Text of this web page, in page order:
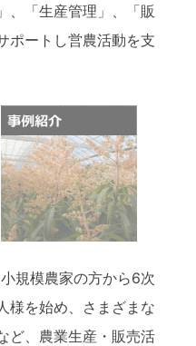
、「生産管理」、「販
ポートし営農活動を支
規模農家の方から6次
様を始め、さまざまな
ど、農業生産・販売活